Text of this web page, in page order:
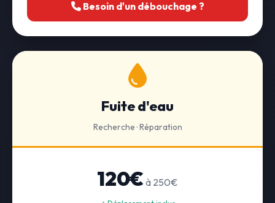
Besoin d'un débouchage ?
Fuite d'eau
Recherche · Réparation
120€ à 250€